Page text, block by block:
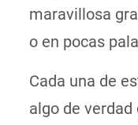
maravillosa
o en pocas
Cada una de
algo de